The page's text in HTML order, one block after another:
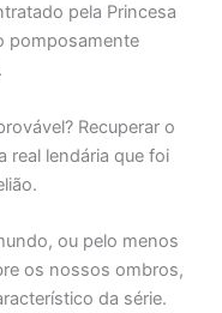
pela Princesa
pomposamente
Recuperar o
real lendária que foi
ou pelo menos
os nossos ombros,
da série.